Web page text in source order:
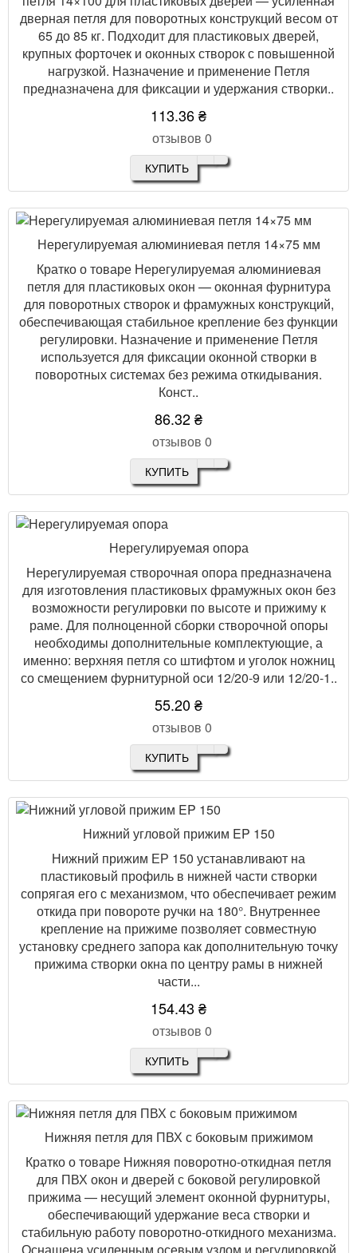
дверная петля для поворотных конструкций весом от
65 до 85 кг. Подходит для пластиковых дверей,
крупных форточек и оконных створок с повышенной
нагрузкой. Назначение и применение Петля
предназначена для фиксации и удержания створки..
113.36 ₴
отзывов 0
КУПИТЬ
Нерегулируемая алюминиевая петля 14×75 мм
Кратко о товаре Нерегулируемая алюминиевая
петля для пластиковых окон — оконная фурнитура
для поворотных створок и фрамужных конструкций,
обеспечивающая стабильное крепление без функции
регулировки. Назначение и применение Петля
используется для фиксации оконной створки в
поворотных системах без режима откидывания.
Конст..
86.32 ₴
отзывов 0
КУПИТЬ
Нерегулируемая опора
Нерегулируемая створочная опора предназначена
для изготовления пластиковых фрамужных окон без
возможности регулировки по высоте и прижиму к
раме. Для полноценной сборки створочной опоры
необходимы дополнительные комплектующие, а
именно: верхняя петля со штифтом и уголок ножниц
со смещением фурнитурной оси 12/20-9 или 12/20-1..
55.20 ₴
отзывов 0
КУПИТЬ
Нижний угловой прижим EP 150
Нижний прижим ЕР 150 устанавливают на
пластиковый профиль в нижней части створки
сопрягая его с механизмом, что обеспечивает режим
откида при повороте ручки на 180°. Внутреннее
крепление на прижиме позволяет совместную
установку среднего запора как дополнительную точку
прижима створки окна по центру рамы в нижней
части...
154.43 ₴
отзывов 0
КУПИТЬ
Нижняя петля для ПВХ с боковым прижимом
Кратко о товаре Нижняя поворотно-откидная петля
для ПВХ окон и дверей с боковой регулировкой
прижима — несущий элемент оконной фурнитуры,
обеспечивающий удержание веса створки и
стабильную работу поворотно-откидного механизма.